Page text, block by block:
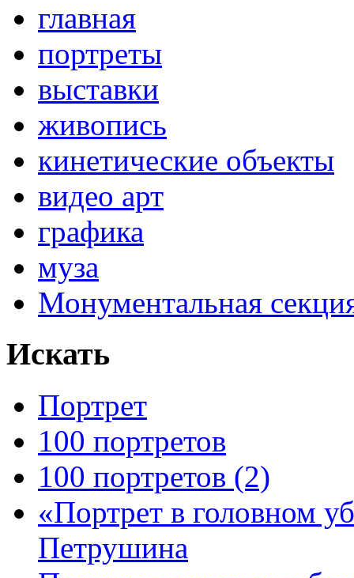
главная
портреты
выставки
живопись
кинетические объекты
видео арт
графика
муза
Монументальная
Искать
Портрет
100 портретов
100 портретов (2)
«Портрет в головном
Петрушина